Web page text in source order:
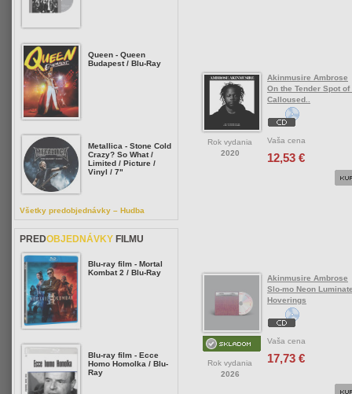
Rok vydania
2020
Akinmusire Ambrose
On the Tender Spot
Calloused..
Vaša cena
12,53 €
Rok vydania
2026
Akinmusire Ambrose
Slo-mo Neon
Hoverings
Vaša cena
17,73 €
Queen - Queen
Budapest / Blu-Ray
Metallica - Stone Cold
Crazy? So What /
Limited / Picture /
Vinyl / 7"
Všetky predobjednávky – Hudba
PREDOBJEDNÁVKY FILMU
Blu-ray film - Mortal
Kombat 2 / Blu-Ray
Blu-ray film - Ecce
Homo Homolka / Blu-
Ray